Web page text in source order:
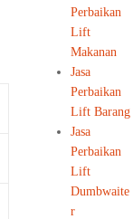
Perbaikan
Lift
Makanan
Jasa
Perbaikan
Lift Barang
Jasa
Perbaikan
Lift
Dumbwaite
r